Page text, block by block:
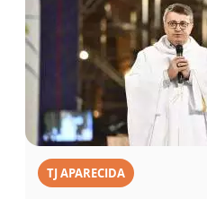
TJ APARECIDA